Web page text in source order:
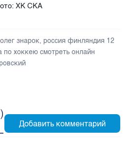
ХК СКА
олег знарок, россия финляндия 12
хоккею смотреть онлайн
)